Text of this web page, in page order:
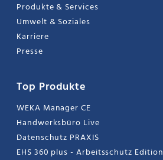
Produkte & Services
Umwelt & Soziales
Karriere
Presse
Top Produkte
WEKA Manager CE
Handwerksbüro Live
Datenschutz PRAXIS
EHS 360 plus - Arbeitsschutz Edition